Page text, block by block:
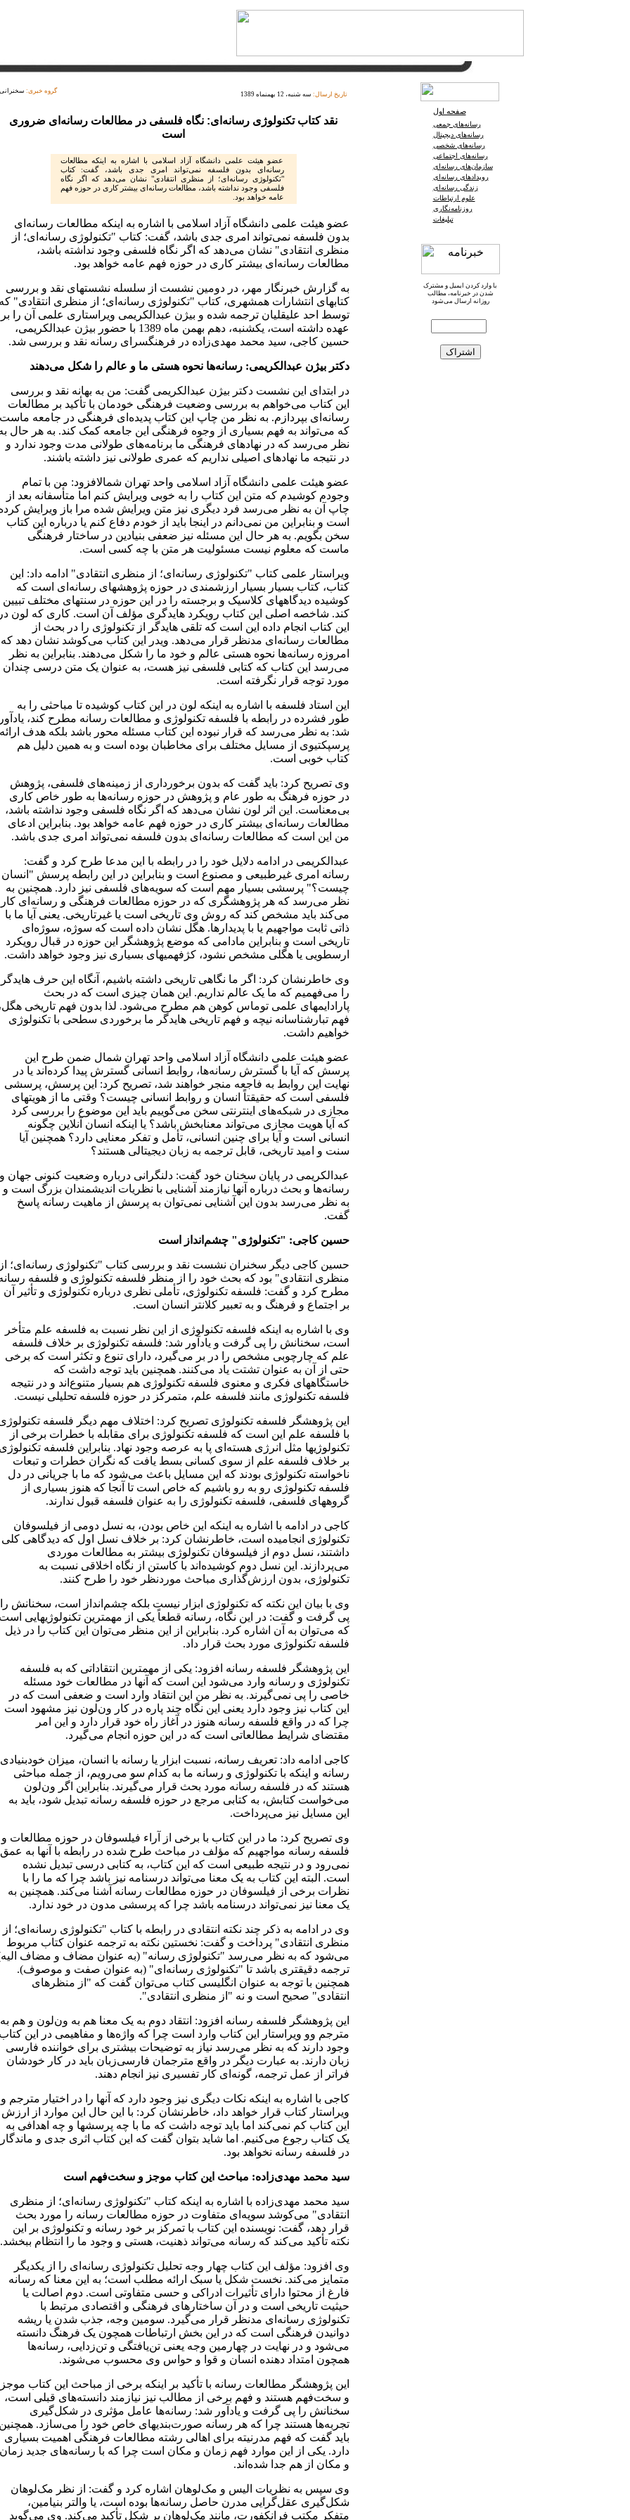
گروه خبری: سخنرانی تاریخ ارسال: سه شنبه، 12 بهمنماه 1389
نقد کتاب تکنولوژی رسانه‌ای: نگاه فلسفی در مطالعات رسانه‌ای ضروری
است
عضو هیئت علمی دانشگاه آزاد اسلامی با اشاره به اینکه مطالعات
رسانه‌ای بدون فلسفه نمی‌تواند امری جدی باشد، گفت: کتاب
"تکنولوژی رسانه‌ای؛ از منظری انتقادی" نشان می‌دهد که اگر نگاه
فلسفی وجود نداشته باشد، مطالعات رسانه‌ای بیشتر کاری در حوزه فهم
عامه خواهد بود.
عضو هیئت علمی دانشگاه آزاد اسلامی با اشاره به اینکه مطالعات رسانه‌ای
بدون فلسفه نمی‌تواند امری جدی باشد، گفت: کتاب "تکنولوژی رسانه‌ای؛ از
منظری انتقادی" نشان می‌دهد که اگر نگاه فلسفی وجود نداشته باشد،
مطالعات رسانه‌ای بیشتر کاری در حوزه فهم عامه خواهد بود.
به گزارش خبرنگار مهر، در دومین نشست از سلسله نشستهای نقد و بررسی
کتابهای انتشارات همشهری، کتاب "تکنولوژی رسانه‌ای؛ از منظری انتقادی" که
توسط احد علیقلیان ترجمه شده و بیژن عبدالکریمی ویراستاری علمی آن را بر
عهده داشته است، یکشنبه، دهم بهمن ماه 1389 با حضور بیژن عبدالکریمی،
حسین کاجی، سید محمد مهدی‌زاده در فرهنگسرای رسانه نقد و بررسی شد.
دکتر بیژن عبدالکریمی: رسانه‌ها نحوه هستی ما و عالم را شکل می‌دهند
در ابتدای این نشست دکتر بیژن عبدالکریمی گفت: من به بهانه نقد و بررسی
این کتاب می‌خواهم به بررسی وضعیت فرهنگی خودمان با تأکید بر مطالعات
رسانه‌ای بپردازم. به نظر من چاپ این کتاب پدیده‌ای فرهنگی در جامعه ماست
که می‌تواند به فهم بسیاری از وجوه فرهنگی این جامعه کمک کند. به هر حال
نظر می‌رسد که در نهادهای فرهنگی ما برنامه‌های طولانی مدت وجود ندارد و
در نتیجه ما نهادهای اصیلی نداریم که عمری طولانی نیز داشته باشند.
عضو هیئت علمی دانشگاه آزاد اسلامی واحد تهران شمالافزود: من با تمام
وجودم کوشیدم که متن این کتاب را به خوبی ویرایش کنم اما متأسفانه بعد از
چاپ آن به نظر می‌رسد فرد دیگری نیز متن ویرایش شده مرا باز ویرایش
است و بنابراین من نمی‌دانم در اینجا باید از خودم دفاع کنم یا درباره این کتاب
سخن بگویم. به هر حال این مسئله نیز ضعفی بنیادین در ساختار فرهنگی
ماست که معلوم نیست مسئولیت هر متن با چه کسی است.
ویراستار علمی کتاب "تکنولوژی رسانه‌ای؛ از منظری انتقادی" ادامه داد: این
کتاب، کتاب بسیار بسیار ارزشمندی در حوزه پژوهشهای رسانه‌ای است که
کوشیده دیدگاههای کلاسیک و برجسته را در این حوزه در سنتهای مختلف تبیین
کند. شاخصه اصلی این کتاب رویکرد هایدگری مؤلف آن است. کاری که لون در
این کتاب انجام داده این است که تلقی هایدگر از تکنولوژی را در بحث از
مطالعات رسانه‌ای مدنظر قرار می‌دهد. ویدر این کتاب می‌کوشد نشان دهد که
امروزه رسانه‌ها نحوه هستی عالم و خود ما را شکل می‌دهند. بنابراین به نظر
می‌رسد این کتاب که کتابی فلسفی نیز هست، به عنوان یک متن درسی چندان
مورد توجه قرار نگرفته است.
این استاد فلسفه با اشاره به اینکه لون در این کتاب کوشیده تا مباحثی را به
طور فشرده در رابطه با فلسفه تکنولوژی و مطالعات رسانه مطرح کند، یادآور
شد: به نظر می‌رسد که قرار نبوده این کتاب مسئله محور باشد بلکه هدف ارائه
پرسپکتیوی از مسایل مختلف برای مخاطبان بوده است و به همین دلیل هم
کتاب خوبی است.
وی تصریح کرد: باید گفت که بدون برخورداری از زمینه‌های فلسفی، پژوهش
در حوزه فرهنگ به طور عام و پژوهش در حوزه رسانه‌ها به طور خاص کاری
بی‌معناست. این اثر لون نشان می‌دهد که اگر نگاه فلسفی وجود نداشته باشد،
مطالعات رسانه‌ای بیشتر کاری در حوزه فهم عامه خواهد بود. بنابراین ادعای
من این است که مطالعات رسانه‌ای بدون فلسفه نمی‌تواند امری جدی باشد.
عبدالکریمی در ادامه دلایل خود را در رابطه با این مدعا طرح کرد و گفت:
رسانه امری غیرطبیعی و مصنوع است و بنابراین در این رابطه پرسش "انسان
چیست؟" پرسشی بسیار مهم است که سویه‌های فلسفی نیز دارد. همچنین به
نظر می‌رسد که هر پژوهشگری که در حوزه مطالعات فرهنگی و رسانه‌ای کار
می‌کند باید مشخص کند که روش وی تاریخی است یا غیرتاریخی. یعنی آیا ما با
ذاتی ثابت مواجهیم یا با پدیدارها. هگل نشان داده است که سوژه، سوژه‌ای
تاریخی است و بنابراین مادامی که موضع پژوهشگر این حوزه در قبال رویکرد
ارسطویی یا هگلی مشخص نشود، کژفهمیهای بسیاری نیز وجود خواهد داشت.
وی خاطرنشان کرد: اگر ما نگاهی تاریخی داشته باشیم، آنگاه این حرف هایدگر
را می‌فهمیم که ما یک عالم نداریم. این همان چیزی است که در بحث
پارادایمهای علمی توماس کوهن هم مطرح می‌شود. لذا بدون فهم تاریخی
فهم تبارشناسانه نیچه و فهم تاریخی هایدگر ما برخوردی سطحی با تکنولوژی
خواهیم داشت.
عضو هیئت علمی دانشگاه آزاد اسلامی واحد تهران شمال ضمن طرح این
پرسش که آیا با گسترش رسانه‌ها، روابط انسانی گسترش پیدا کرده‌اند یا در
نهایت این روابط به فاجعه منجر خواهند شد، تصریح کرد: این پرسش، پرسشی
فلسفی است که حقیقتاً انسان و روابط انسانی چیست؟ وقتی ما از هویتهای
مجازی در شبکه‌های اینترنتی سخن می‌گوییم باید این موضوع را بررسی کرد
که آیا هویت مجازی می‌تواند معنابخش باشد؟ یا اینکه انسان آنلاین چگونه
انسانی است و آیا برای چنین انسانی، تأمل و تفکر معنایی دارد؟ همچنین آیا
سنت و امید تاریخی، قابل ترجمه به زبان دیجیتالی هستند؟
عبدالکریمی در پایان سخنان خود گفت: دلنگرانی درباره وضعیت کنونی جهان و
رسانه‌ها و بحث درباره آنها نیازمند آشنایی با نظریات اندیشمندان بزرگ است و
به نظر می‌رسد بدون این آشنایی نمی‌توان به پرسش از ماهیت رسانه پاسخ
گفت.
حسین کاجی: "تکنولوژی" چشم‌انداز است
حسین کاجی دیگر سخنران نشست نقد و بررسی کتاب "تکنولوژی رسانه‌ای؛ از
منظری انتقادی" بود که بحث خود را از منظر فلسفه تکنولوژی و فلسفه
مطرح کرد و گفت: فلسفه تکنولوژی، تأملی نظری درباره تکنولوژی و تأثیر آن
بر اجتماع و فرهنگ و به تعبیر کلانتر انسان است.
وی با اشاره به اینکه فلسفه تکنولوژی از این نظر نسبت به فلسفه علم متأخر
است، سخنانش را پی گرفت و یادآور شد: فلسفه تکنولوژی بر خلاف فلسفه
علم که چارچوبی مشخص را در بر می‌گیرد، دارای تنوع و تکثر است که برخی
حتی از آن به عنوان تشتت یاد می‌کنند. همچنین باید توجه داشت که
خاستگاههای فکری و معنوی فلسفه تکنولوژی هم بسیار متنوع‌اند و در نتیجه
فلسفه تکنولوژی مانند فلسفه علم، متمرکز در حوزه فلسفه تحلیلی نیست.
این پژوهشگر فلسفه تکنولوژی تصریح کرد: اختلاف مهم دیگر فلسفه
با فلسفه علم این است که فلسفه تکنولوژی برای مقابله با خطرات برخی از
تکنولوژیها مثل انرژی هسته‌ای پا به عرصه وجود نهاد. بنابراین فلسفه تکنولوژی
بر خلاف فلسفه علم از سوی کسانی بسط یافت که نگران خطرات و تبعات
ناخواسته تکنولوژی بودند که این مسایل باعث می‌شود که ما با جریانی در دل
فلسفه تکنولوژی رو به رو باشیم که خاص است تا آنجا که هنوز بسیاری از
گروههای فلسفی، فلسفه تکنولوژی را به عنوان فلسفه قبول ندارند.
کاجی در ادامه با اشاره به اینکه این خاص بودن، به نسل دومی از فیلسوفان
تکنولوژی انجامیده است، خاطرنشان کرد: بر خلاف نسل اول که دیدگاهی کلی
داشتند، نسل دوم از فیلسوفان تکنولوژی بیشتر به مطالعات موردی
می‌پردازند. این نسل دوم ‌کوشیده‌اند با کاستن از نگاه اخلاقی نسبت به
تکنولوژی، بدون ارزش‌گذاری مباحث موردنظر خود را طرح کنند.
وی با بیان این نکته که تکنولوژی ابزار نیست بلکه چشم‌انداز است، سخنانش را
پی گرفت و گفت: در این نگاه، رسانه قطعاً یکی از مهمترین تکنولوژیهایی است
که می‌توان به آن اشاره کرد. بنابراین از این منظر می‌توان این کتاب را در ذیل
فلسفه تکنولوژی مورد بحث قرار داد.
این پژوهشگر فلسفه رسانه افزود: یکی از مهمترین انتقاداتی که به فلسفه
تکنولوژی و رسانه وارد می‌شود این است که آنها در مطالعات خود مسئله
خاصی را پی نمی‌گیرند. به نظر من این انتقاد وارد است و ضعفی است که در
این کتاب نیز وجود دارد یعنی این نگاه چند پاره در کار ون‌لون نیز مشهود است
چرا که در واقع فلسفه رسانه هنوز در آغاز راه خود قرار دارد و این امر
مقتضای شرایط مطالعاتی است که در این حوزه انجام می‌گیرد.
کاجی ادامه داد: تعریف رسانه، نسبت ابزار یا رسانه با انسان، میزان خودبنیادی
رسانه و اینکه با تکنولوژی و رسانه ما به کدام سو می‌رویم، از جمله مباحثی
هستند که در فلسفه رسانه مورد بحث قرار می‌گیرند. بنابراین اگر ون‌لون
می‌خواست کتابش، به کتابی مرجع در حوزه فلسفه رسانه تبدیل شود، باید به
این مسایل نیز می‌پرداخت.
وی تصریح کرد: ما در این کتاب با برخی از آراء فیلسوفان در حوزه مطالعات و
فلسفه رسانه مواجهیم که مؤلف در مباحث طرح شده در رابطه با آنها به عمق
نمی‌رود و در نتیجه طبیعی است که این کتاب، به کتابی درسی تبدیل نشده
است. البته این کتاب به یک معنا می‌تواند درسنامه نیز باشد چرا که ما را با
نظرات برخی از فیلسوفان در حوزه مطالعات رسانه آشنا می‌کند. همچنین به
یک معنا نیز نمی‌تواند درسنامه باشد چرا که پرسشی مدون در خود ندارد.
وی در ادامه به ذکر چند نکته انتقادی در رابطه با کتاب "تکنولوژی رسانه‌ای؛ از
منظری انتقادی" پرداخت و گفت: نخستین نکته به ترجمه عنوان کتاب مربوط
می‌شود که به نظر می‌رسد "تکنولوژی رسانه" (به عنوان مضاف و مضاف
ترجمه دقیقتری باشد تا "تکنولوژی رسانه‌ای" (به عنوان صفت و موصوف).
همچنین با توجه به عنوان انگلیسی کتاب می‌توان گفت که "از منظرهای
انتقادی" صحیح است و نه "از منظری انتقادی".
این پژوهشگر فلسفه رسانه افزود: انتقاد دوم به یک معنا هم به ون‌لون و هم به
مترجم وو ویراستار این کتاب وارد است چرا که واژه‌ها و مفاهیمی در این کتاب
وجود دارند که به نظر می‌رسد نیاز به توضیحات بیشتری برای خواننده فارسی
زبان دارند. به عبارت دیگر در واقع مترجمان فارسی‌زبان باید در کار خودشان
فراتر از عمل ترجمه، گونه‌ای کار تفسیری نیز انجام دهند.
کاجی با اشاره به اینکه نکات دیگری نیز وجود دارد که آنها را در اختیار مترجم و
ویراستار کتاب قرار خواهد داد، خاطرنشان کرد: با این حال این موارد از ارزش
این کتاب کم نمی‌کند اما باید توجه داشت که ما با چه پرسشها و چه اهدافی به
یک کتاب رجوع می‌کنیم. اما شاید بتوان گفت که این کتاب اثری جدی و ماندگار
در فلسفه رسانه نخواهد بود.
سید محمد مهدی‌زاده: مباحث این کتاب موجز و سخت‌فهم است
سید محمد مهدی‌زاده با اشاره به اینکه کتاب "تکنولوژی رسانه‌ای؛ از منظری
انتقادی" می‌کوشد سویه‌ای متفاوت در حوزه مطالعات رسانه را مورد بحث
قرار دهد، گفت: نویسنده این کتاب با تمرکز بر خود رسانه و تکنولوژی بر این
نکته تأکید می‌کند که رسانه می‌تواند ذهنیت، هستی و وجود ما را انتظام ببخشد.
وی افزود: مؤلف این کتاب چهار وجه تحلیل تکنولوژی رسانه‌ای را از یکدیگر
متمایز می‌کند. نخست شکل یا سبک ارائه مطلب است؛ به این معنا که رسانه
فارغ از محتوا دارای تأثیرات ادراکی و حسی متفاوتی است. دوم اصالت یا
حیثیت تاریخی است و در آن ساختارهای فرهنگی و اقتصادی مرتبط با
تکنولوژی رسانه‌ای مدنظر قرار می‌گیرد. سومین وجه، جذب شدن یا ریشه
دوانیدن فرهنگی است که در این بخش ارتباطات همچون یک فرهنگ دانسته
می‌شود و در نهایت در چهارمین وجه یعنی تن‌یافتگی و تن‌زدایی، رسانه‌ها
همچون امتداد دهنده انسان و قوا و حواس وی محسوب می‌شوند.
این پژوهشگر مطالعات رسانه با تأکید بر اینکه برخی از مباحث این کتاب موجز
و سخت‌فهم هستند و فهم برخی از مطالب نیز نیازمند دانسته‌های قبلی است،
سخنانش را پی گرفت و یادآور شد: رسانه‌ها عامل مؤثری در شکل‌گیری
تجربه‌ها هستند چرا که هر رسانه صورت‌بندیهای خاص خود را می‌سازد. همچنین
باید گفت که فهم مدرنیته برای اهالی رشته مطالعات فرهنگی اهمیت بسیاری
دارد. یکی از این موارد فهم زمان و مکان است چرا که با رسانه‌های جدید زمان
و مکان از هم جدا شده‌اند.
وی سپس به نظریات الیس و مک‌لوهان اشاره کرد و گفت: از نظر مک‌لوهان
شکل‌گیری عقل‌گرایی مدرن حاصل رسانه‌ها بوده است، یا والتر بنیامین،
متفکر مکتب فرانکفورت، مانند مک‌لوهان بر شکل تأکید می‌کند. وی می‌گوید
صفحه اول
رسانه‌های جمعی
رسانه‌های دیجیتال
رسانه‌های شخصی
رسانه‌های اجتماعی
سازمان‌های رسانه‌ای
رویدادهای رسانه‌ای
زندگی رسانه‌ای
علوم ارتباطات
روزنامه‌نگاری
تبلیغات
با وارد کردن ایمیل و مشترک
شدن در خبرنامه، مطالب
روزانه ارسال می‌شود